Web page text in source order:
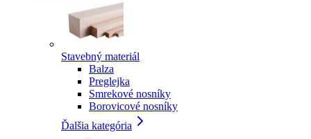
Stavebný materiál
Balza
Preglejka
Smrekové nosníky
Borovicové nosníky
Ďalšia kategória